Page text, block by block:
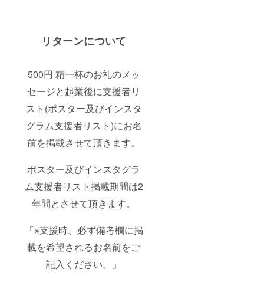
リターンについて
500円 精一杯のお礼のメッ
セージと起業後に支援者リ
スト(ポスター及びインスタ
グラム支援者リスト)にお名
前を掲載させて頂きます。
ポスター及びインスタグラ
ム支援者リスト掲載期間は2
年間とさせて頂きます。
「※支援時、必ず備考欄に掲
載を希望されるお名前をご
記入ください。」